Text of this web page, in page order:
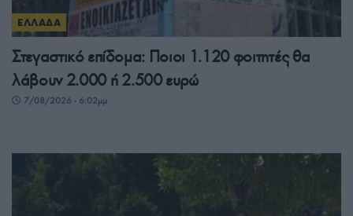
ΕΛΛΑΔΑ
Στεγαστικό επίδομα: Ποιοι 1.120 φοιτητές θα
λάβουν 2.000 ή 2.500 ευρώ
7/08/2026 - 6:02μμ